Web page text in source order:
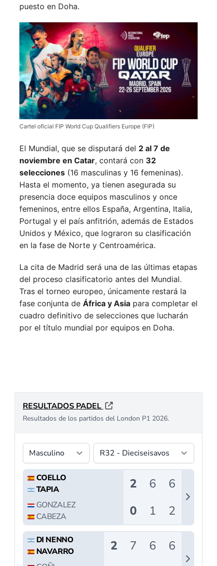
puesto en Doha.
Cartel oficial FIP World Cup Qualifiers Europe (FIP)
El Mundial, que se disputará del 2 al 7 de
noviembre en Catar, contará con 32
selecciones (16 masculinas y 16 femeninas).
Hasta el momento, ya tienen asegurada su
presencia doce equipos masculinos y once
femeninos, entre ellos España, Argentina, Italia,
Portugal y el país anfitrión, además de Estados
Unidos y México, que lograron su clasificación
en la fase de Norte y Centroamérica.
La cita de Madrid será una de las últimas etapas
del proceso clasificatorio antes del Mundial.
Tras el torneo europeo, únicamente restará la
fase conjunta de África y Asia para completar el
cuadro definitivo de selecciones que lucharán
por el título mundial por equipos en Doha.